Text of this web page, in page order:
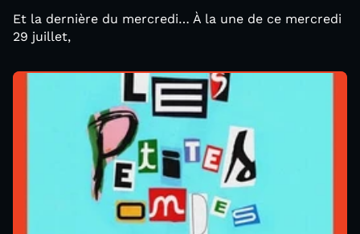
Et la dernière du mercredi… À la une de ce mercredi
29 juillet,